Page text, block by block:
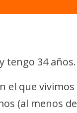
tengo 34 años.
el que
(al menos